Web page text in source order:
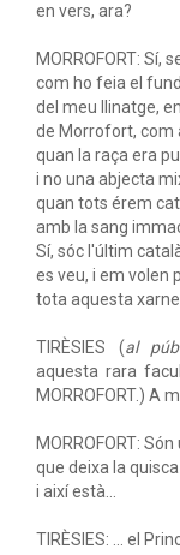
en vers, ara?
MORROFORT: Sí,
com ho feia el
del meu llinatge,
de Morrofort, com
quan la raça era
i no una abjecta
quan tots érem
amb la sang
Sí, sóc l'últim
es veu, i em volen
tota aquesta
TIRÈSIES (al
aquesta rara
MORROFORT.) A
MORROFORT:
que deixa la
i així està...
TIRÈSIES: ... el